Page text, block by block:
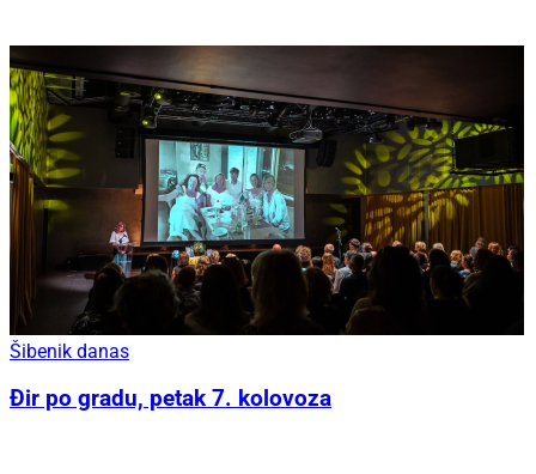
Šibenik danas
Đir po gradu, petak 7. kolovoza